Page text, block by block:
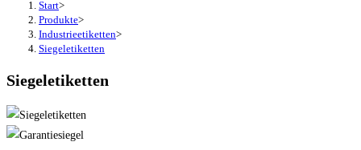
Start>
Produkte>
Industrieetiketten>
Siegeletiketten
Siegeletiketten